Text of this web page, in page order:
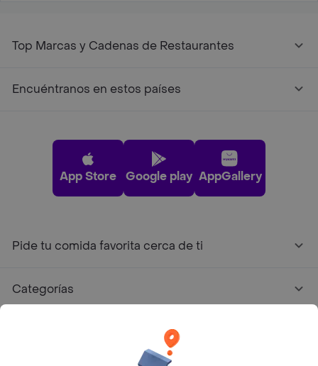
Top Marcas y Cadenas de Restaurantes
Encuéntranos en estos países
App Store Google play AppGallery
Pide tu comida favorita cerca de ti
Categorías